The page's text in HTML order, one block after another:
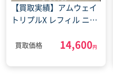
【買取実績】アムウェイ
トリプルX レフィル ニュ
ー(2022年4月5日)
買取価格 14,600円